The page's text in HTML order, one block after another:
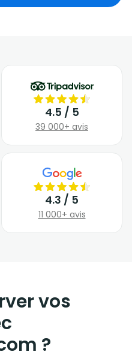
4.5 / 5
39 000+ avis
4.3 / 5
11 000+ avis
vos
?